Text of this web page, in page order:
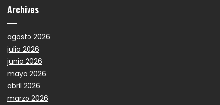
Archives
agosto 2026
julio 2026
junio 2026
mayo 2026
abril 2026
marzo 2026